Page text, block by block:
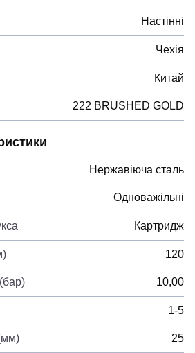
Настінні
Чехія
Китай
222 BRUSHED GOLD
Нержавіюча сталь
Одноважільні
Картридж
120
10,00
1-5
25